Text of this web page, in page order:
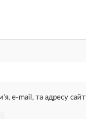
e-mail, та адресу